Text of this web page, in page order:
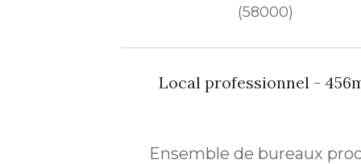
(58000)
Local professionnel -
Ensemble de bureaux